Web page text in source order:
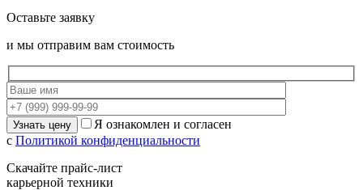
Оставьте заявку
и мы отправим вам стоимость
Я ознакомлен и согласен
с Политикой конфиденциальности
Скачайте прайс-лист
карьерной техники